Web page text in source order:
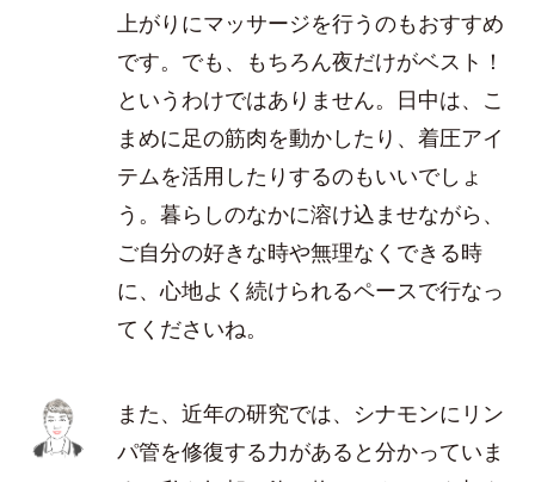
上がりにマッサージを行うのもおすすめ
です。でも、もちろん夜だけがベスト！
というわけではありません。日中は、こ
まめに足の筋肉を動かしたり、着圧アイ
テムを活用したりするのもいいでしょ
う。暮らしのなかに溶け込ませながら、
ご自分の好きな時や無理なくできる時
に、心地よく続けられるペースで行なっ
てくださいね。
また、近年の研究では、シナモンにリン
パ管を修復する力があると分かっていま